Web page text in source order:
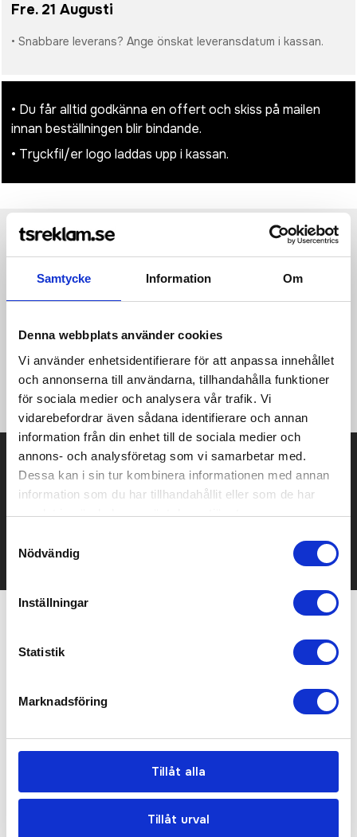
Samtycke Information Om
Denna webbplats använder cookies
Vi använder enhetsidentifierare för att anpassa innehållet
och annonserna till användarna, tillhandahålla funktioner
för sociala medier och analysera vår trafik. Vi
vidarebefordrar även sådana identifierare och annan
information från din enhet till de sociala medier och
annons- och analysföretag som vi samarbetar med.
Dessa kan i sin tur kombinera informationen med annan
information som du har tillhandahållit eller som de har
samlat in när du har använt deras tjänster.
Nödvändig
Inställningar
Statistik
Marknadsföring
Tillåt alla
Tillåt urval
Fre. 21 Augusti
• Snabbare leverans? Ange önskat leveransdatum i kassan.
• Du får alltid godkänna en offert och skiss på mailen
innan beställningen blir bindande.
• Tryckfil/er logo laddas upp i kassan.
easy decoration access ·Internal baseboard ·Soft-touch lining
·Self-fabric edge trim ·High shine gold metal trims ·Self-fabric
carry handles ·Can be carried by hand or over the shoulder
·TearAway label for ease of rebranding
Prisuppgift på mailen?
Kontakta oss här för att få förslag på produkt och pris över